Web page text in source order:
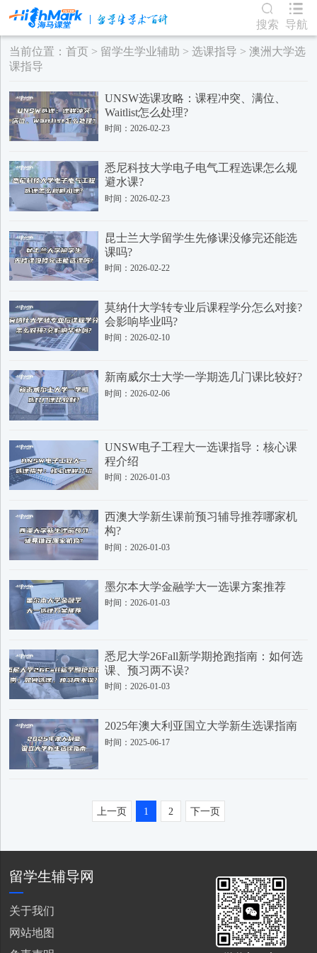
搜索 导航
当前位置：首页 > 留学生学业辅助 >选课指导 >澳洲大学选
课指导
UNSW选课攻略：课程冲突、满位、
Waitlist怎么处理?
时间：2026-02-23
悉尼科技大学电子电气工程选课怎么规
避水课?
时间：2026-02-23
昆士兰大学留学生先修课没修完还能选
课吗?
时间：2026-02-22
莫纳什大学转专业后课程学分怎么对接?
会影响毕业吗?
时间：2026-02-10
新南威尔士大学一学期选几门课比较好?
时间：2026-02-06
UNSW电子工程大一选课指导：核心课
程介绍
时间：2026-01-03
西澳大学新生课前预习辅导推荐哪家机
构?
时间：2026-01-03
墨尔本大学金融学大一选课方案推荐
时间：2026-01-03
悉尼大学26Fall新学期抢跑指南：如何选
课、预习两不误?
时间：2026-01-03
2025年澳大利亚国立大学新生选课指南
时间：2025-06-17
上一页 1 2 下一页
留学生辅导网
关于我们
网站地图